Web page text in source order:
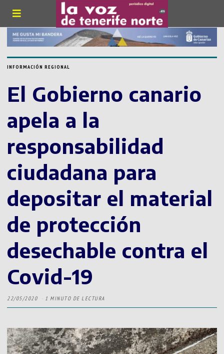
INFORMACIÓN REGIONAL
El Gobierno canario
apela a la
responsabilidad
ciudadana para
depositar el material
de protección
desechable contra el
Covid-19
22/05/2020 1 MINUTO DE LECTURA